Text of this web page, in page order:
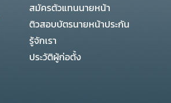
สมัครตัวแทนนายหน้า
ติวสอบบัตรนายหน้าประกัน
รู้จักเรา
ประวัติผู้ก่อตั้ง